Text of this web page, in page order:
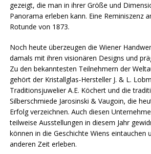
gezeigt, die man in ihrer Größe und
Panorama erleben kann. Eine Reminiszenz
Rotunde von 1873.
Noch heute überzeugen die Wiener
damals mit ihren visionären Designs und
Zu den bekanntesten Teilnehmern der
gehört der Kristallglas-Hersteller J. & L.
Traditionsjuwelier A.E. Köchert und die
Silberschmiede Jarosinski & Vaugoin, die
Erfolg verzeichnen. Auch diesen
teilweise Ausstellungen in diesem Jahr
können in die Geschichte Wiens eintauchen
anderen Zeit erleben.